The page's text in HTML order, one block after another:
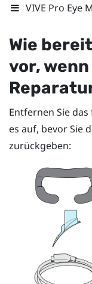
VIVE Pro Eye
Wie
vor,
Entfernen Sie
es auf, bevor Sie
zurückgeben: